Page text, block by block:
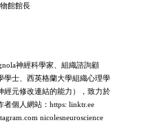
館館長
神經科學家、組織諮詢顧
學士、西英格蘭大學組織心理學
經元修改連結的能力），致力於
個人網站：https: linktr.ee
nicolesneuroscience